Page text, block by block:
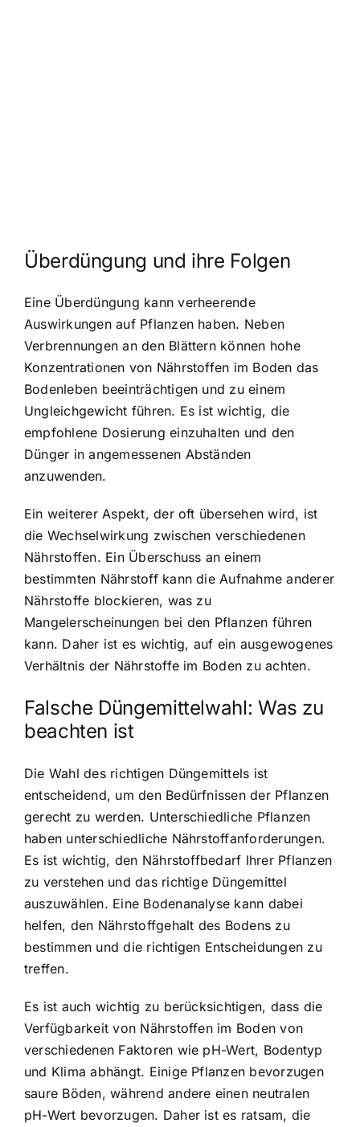
Überdüngung und ihre Folgen
Eine Überdüngung kann verheerende
Auswirkungen auf Pflanzen haben. Neben
Verbrennungen an den Blättern können hohe
Konzentrationen von Nährstoffen im Boden das
Bodenleben beeinträchtigen und zu einem
Ungleichgewicht führen. Es ist wichtig, die
empfohlene Dosierung einzuhalten und den
Dünger in angemessenen Abständen
anzuwenden.
Ein weiterer Aspekt, der oft übersehen wird, ist
die Wechselwirkung zwischen verschiedenen
Nährstoffen. Ein Überschuss an einem
bestimmten Nährstoff kann die Aufnahme anderer
Nährstoffe blockieren, was zu
Mangelerscheinungen bei den Pflanzen führen
kann. Daher ist es wichtig, auf ein ausgewogenes
Verhältnis der Nährstoffe im Boden zu achten.
Falsche Düngemittelwahl: Was zu
beachten ist
Die Wahl des richtigen Düngemittels ist
entscheidend, um den Bedürfnissen der Pflanzen
gerecht zu werden. Unterschiedliche Pflanzen
haben unterschiedliche Nährstoffanforderungen.
Es ist wichtig, den Nährstoffbedarf Ihrer Pflanzen
zu verstehen und das richtige Düngemittel
auszuwählen. Eine Bodenanalyse kann dabei
helfen, den Nährstoffgehalt des Bodens zu
bestimmen und die richtigen Entscheidungen zu
treffen.
Es ist auch wichtig zu berücksichtigen, dass die
Verfügbarkeit von Nährstoffen im Boden von
verschiedenen Faktoren wie pH-Wert, Bodentyp
und Klima abhängt. Einige Pflanzen bevorzugen
saure Böden, während andere einen neutralen
pH-Wert bevorzugen. Daher ist es ratsam, die